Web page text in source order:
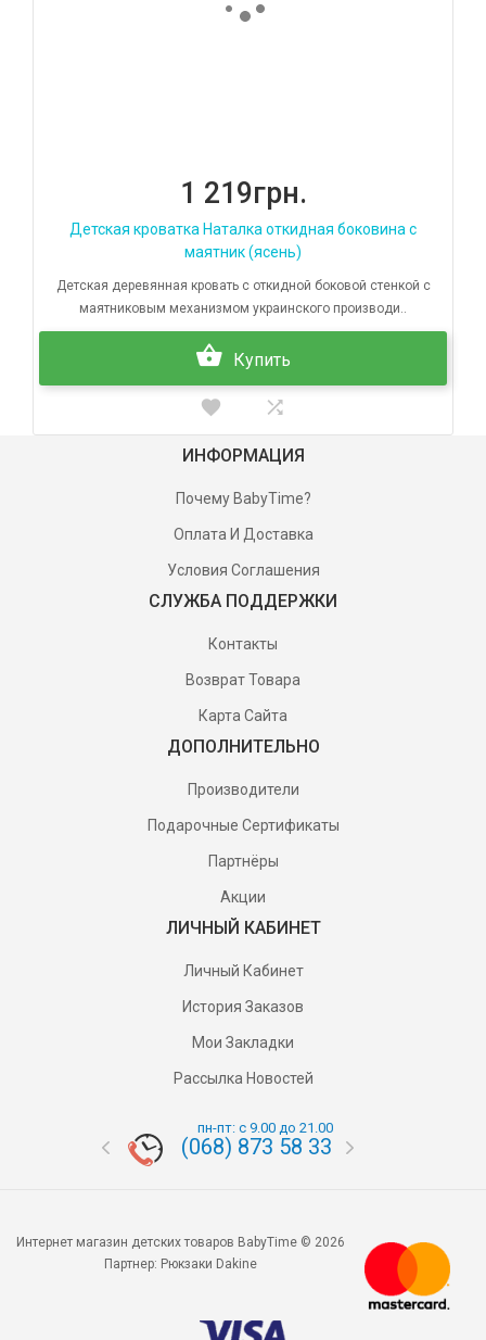
1 219грн.
Детская кроватка Наталка откидная боковина с
маятник (ясень)
Детская деревянная кровать c откидной боковой стенкой с
маятниковым механизмом украинского производи..
Купить
ИНФОРМАЦИЯ
Почему BabyTime?
Оплата И Доставка
Условия Соглашения
СЛУЖБА ПОДДЕРЖКИ
Контакты
Возврат Товара
Карта Сайта
ДОПОЛНИТЕЛЬНО
Производители
Подарочные Сертификаты
Партнёры
Акции
ЛИЧНЫЙ КАБИНЕТ
Личный Кабинет
История Заказов
Мои Закладки
Рассылка Новостей
пн-пт: с 9.00 до 21.00
(068) 873 58 33
Интернет магазин детских товаров BabyTime © 2026
Партнер: Рюкзаки Dakine